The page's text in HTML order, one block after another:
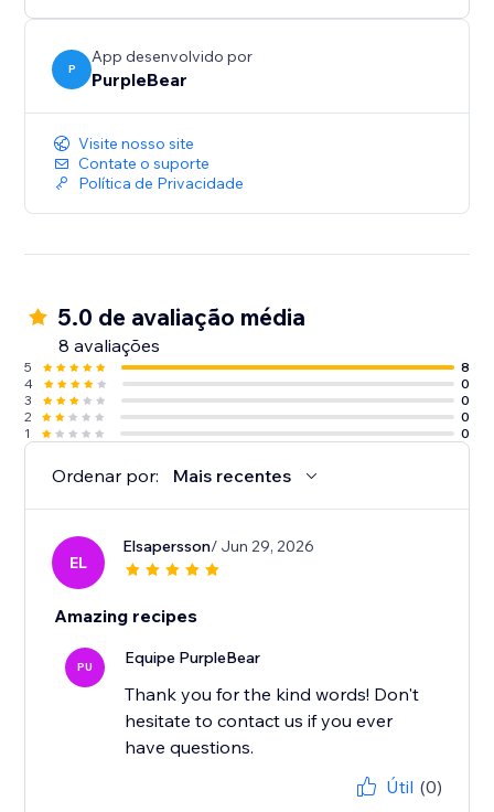
P
App desenvolvido por
PurpleBear
Visite nosso site
Contate o suporte
Política de Privacidade
5.0 de avaliação média
8 avaliações
5
8
4
0
3
0
2
0
1
0
Ordenar por: Mais recentes
EL
Elsapersson/ Jun 29, 2026
Amazing recipes
PU Equipe PurpleBear
Thank you for the kind words! Don't
hesitate to contact us if you ever
have questions.
Útil (0)